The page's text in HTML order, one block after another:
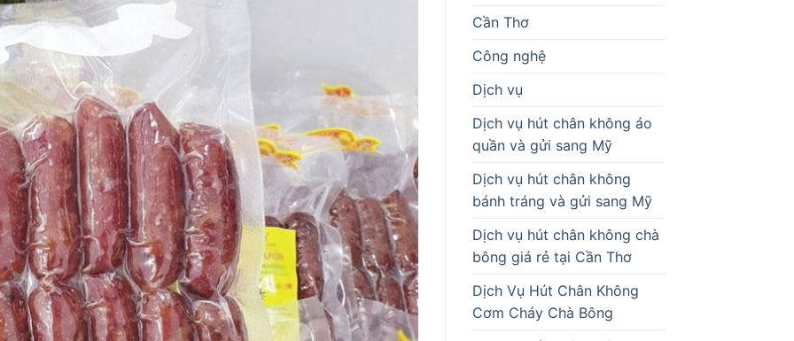
Cần Thơ
Công nghệ
Dịch vụ
Dịch vụ hút chân không áo
quần và gửi sang Mỹ
Dịch vụ hút chân không
bánh tráng và gửi sang Mỹ
Dịch vụ hút chân không chà
bông giá rẻ tại Cần Thơ
Dịch Vụ Hút Chân Không
Cơm Cháy Chà Bông